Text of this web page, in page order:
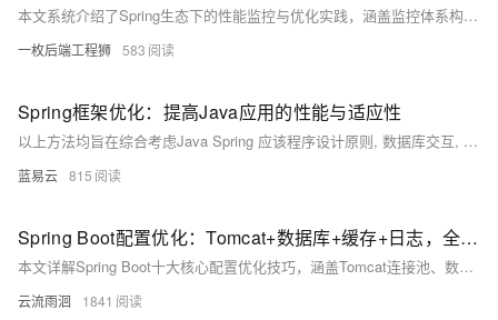
本文系统介绍了Spring生态下的性能监控与优化实践，涵盖监控体系构建、数据库调优、缓存策略、线程池配置及性能测试等内容，强调通过数据驱动、分层优化和持续迭代提升应用性能。
一枚后端工程狮 583
Spring框架优化：提高Java应用的性能与适应性
以上方法均旨在综合考虑Java Spring 应该程序设计原则, 数据库交互, 编码实践和系统架构布局等多角度因素, 旨在达到高效稳定运转目标同时也易于未来扩展.
蓝易云 815
Spring Boot配置优化：Tomcat+数据库+缓存+日志，全场景教程
本文详解Spring Boot十大核心配置优化技巧，涵盖Tomcat连接池、数据库连接池、Jackson时区、日志管理、缓存策略、异步线程池等关键配置，结合代码示例与通俗解释，助你轻松掌握高并发场景下的性能调优方法，适用于实际项目落地。
云流雨洄 1841